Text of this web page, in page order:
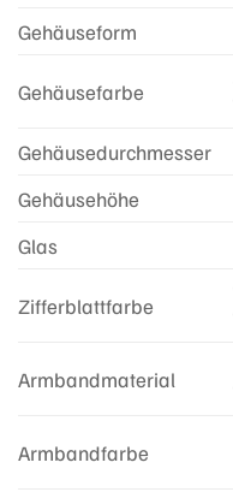
Gehäuseform
Gehäusefarbe
Gehäusedurchmesser
Gehäusehöhe
Glas
Zifferblattfarbe
Armbandmaterial
Armbandfarbe